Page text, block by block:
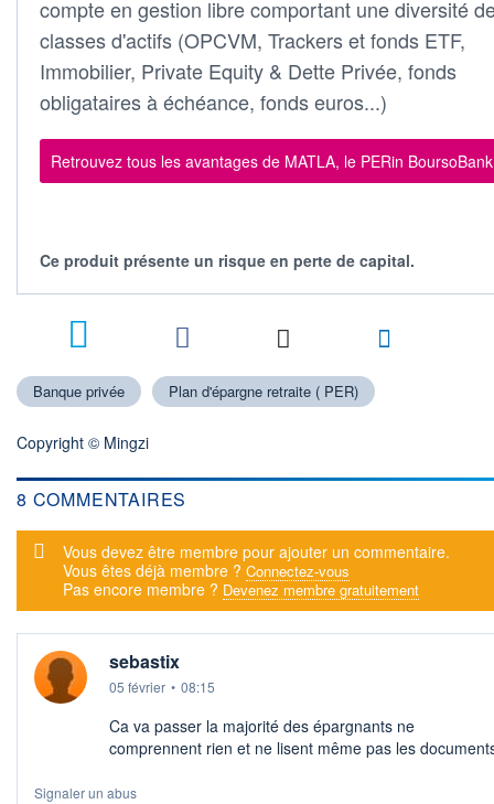
compte en gestion libre comportant une diversité
classes d'actifs (OPCVM, Trackers et fonds ETF,
Immobilier, Private Equity & Dette Privée, fonds
obligataires à échéance, fonds euros...)
Retrouvez tous les avantages de MATLA, le PERin BoursoBank
Ce produit présente un risque en perte de capital.
Banque privée Plan d'épargne retraite ( PER)
Copyright © Mingzi
8 COMMENTAIRES
Message d'alerte
Vous devez être membre pour ajouter un commentaire.
Vous êtes déjà membre ? Connectez-vous
Pas encore membre ? Devenez membre gratuitement
sebastix
05 février • 08:15
Ca va passer la majorité des épargnants ne
comprennent rien et ne lisent même pas les
Signaler un abus